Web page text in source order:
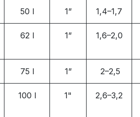
50 l 1” 1,4–1,7
62 l 1” 1,6–2,0
75 l 1” 2–2,5
100 l 1" 2,6–3,2